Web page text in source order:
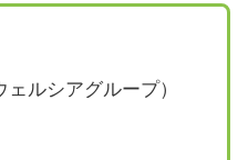
ルシアグループ）